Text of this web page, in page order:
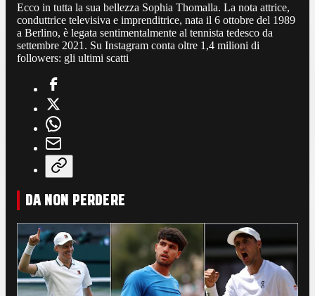
Ecco in tutta la sua bellezza Sophia Thomalla. La nota attrice,
conduttrice televisiva e imprenditrice, nata il 6 ottobre del 1989
a Berlino, è legata sentimentalmente al tennista tedesco da
settembre 2021. Su Instagram conta oltre 1,4 milioni di
followers: gli ultimi scatti
DA NON PERDERE